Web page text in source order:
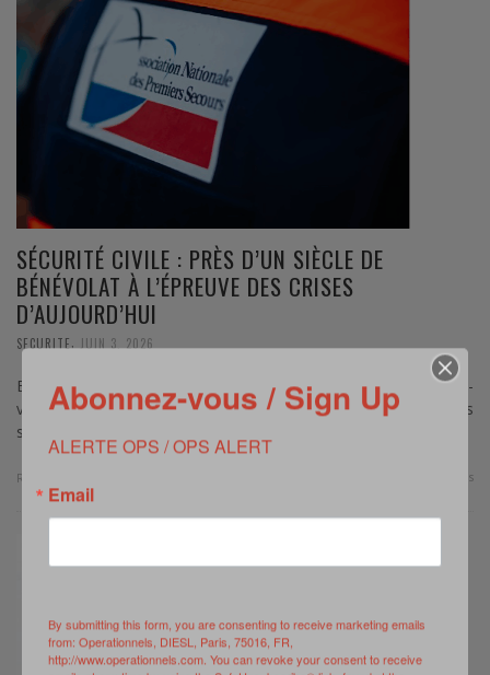
SÉCURITÉ CIVILE : PRÈS D’UN SIÈCLE DE
BÉNÉVOLAT À L’ÉPREUVE DES CRISES
D’AUJOURD’HUI
SECURITE JUIN 3, 2026
Evènement / Par Linda Verhaeghe – A l’occasion de son quatre-
vingt-dixième anniversaire, l’Association nationale des premiers
secours (ANPS) a posé la question de la pertinence …
Read more 0 Comments
Abonnez-vous / Sign Up
ALERTE OPS / OPS ALERT
Email
By submitting this form, you are consenting to receive marketing emails
from: Operationnels, DIESL, Paris, 75016, FR,
http://www.operationnels.com. You can revoke your consent to receive